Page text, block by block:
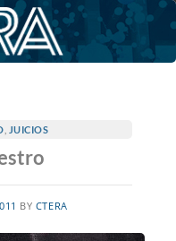
JUICIOS
BY CTERA